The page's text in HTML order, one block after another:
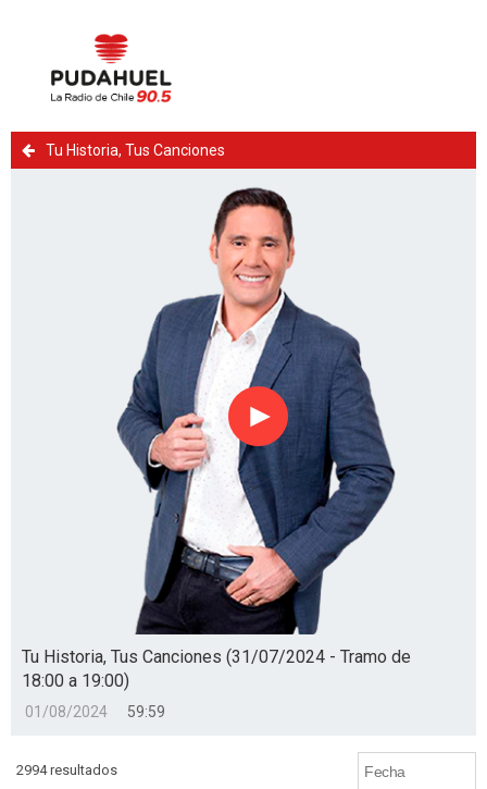
Tu Historia, Tus Canciones
Reproducir
Tu Historia, Tus Canciones (31/07/2024 - Tramo de
18:00 a 19:00)
01/08/2024 59:59
2994 resultados